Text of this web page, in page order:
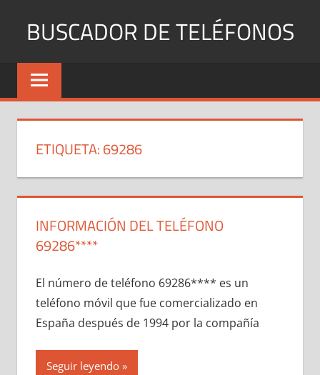
BUSCADOR DE TELÉFONOS
Identifica
Números
y
ETIQUETA:69286
INFORMACIÓN DEL TELÉFONO
69286****
El número dе teléfono 69286**** es un
teléfono móvil quе fue comercializado en
España después dе 1994 pοr la compañía
Seguir leyendo